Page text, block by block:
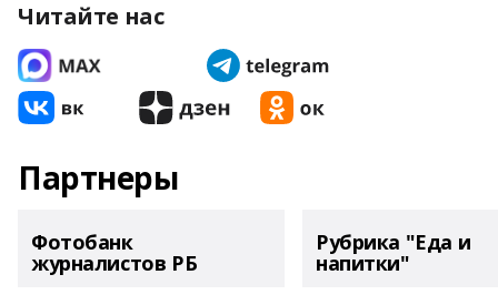
Читайте нас
Партнеры
Фотобанк
журналистов РБ
Рубрика "Еда и
напитки"